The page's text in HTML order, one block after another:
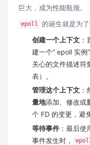
巨大，成为性能瓶颈。
epoll
的诞生就是为
创建一个上下文
建一个“ epoll 实
关心的文件描述符
表）。
管理这个上下文
量地添加、修改或
个 FD 的变更，避
等待事件 ：最后使
事件发生时，